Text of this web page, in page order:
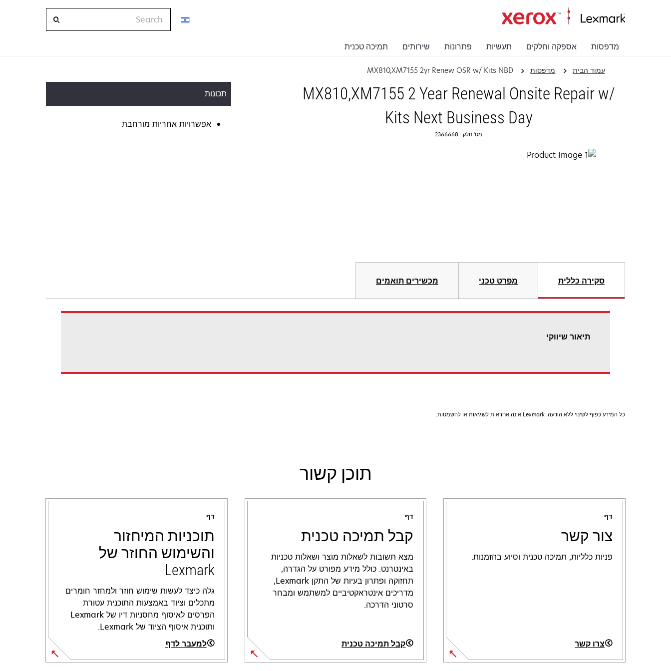
מדפסות אספקה וחלקים תעשיות פתרונות שירותים תמיכה טכנית
Search
עמוד הבית מדפסות MX810,XM7155 2yr Renew OSR w/ Kits NBD
MX810,XM7155 2 Year Renewal Onsite Repair w/
Kits Next Business Day
מס' חלק.: 2366668
תכונות
אפשרויות אחריות מורחבת
סקירה כללית מפרט טכני מכשירים תואמים
תיאור שיווקי
כל המידע כפוף לשינוי ללא הודעה. Lexmark אינה אחראית לשגיאות או להשמטות.
תוכן קשור
דף
צור קשר
פניות כלליות, תמיכה טכנית וסיוע בהזמנות.
צרו קשר
דף
קבל תמיכה טכנית
מצא תשובות לשאלות מוצר ושאלות טכניות
באינטרנט. כולל מידע מפורט על הגדרה,
תחזוקה ופתרון בעיות של התקן Lexmark,
מדריכים אינטראקטיביים למשתמש ומבחר
סרטוני הדרכה.
קבל תמיכה טכנית
opens
דף
תוכניות המיחזור
והשימוש החוזר של
Lexmark
גלה כיצד לעשות שימוש חוזר ולמחזר חומרים
מתכלים וציוד באמצעות התוכנית עטורת
הפרסים לאיסוף מחסניות דיו של Lexmark
ותוכנית איסוף הציוד של Lexmark.
למעבר לדף